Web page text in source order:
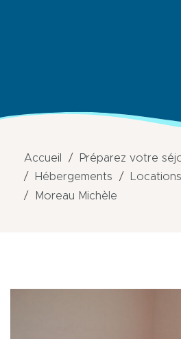
Accueil
Préparez votre
Hébergements
Moreau Michèle